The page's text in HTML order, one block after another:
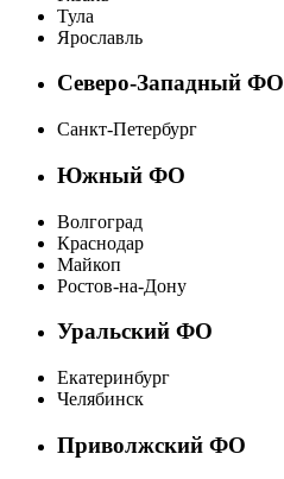
Тула
Ярославль
Северо-Западный ФО
Санкт-Петербург
Южный ФО
Волгоград
Краснодар
Майкоп
Ростов-на-Дону
Уральский ФО
Екатеринбург
Челябинск
Приволжский ФО